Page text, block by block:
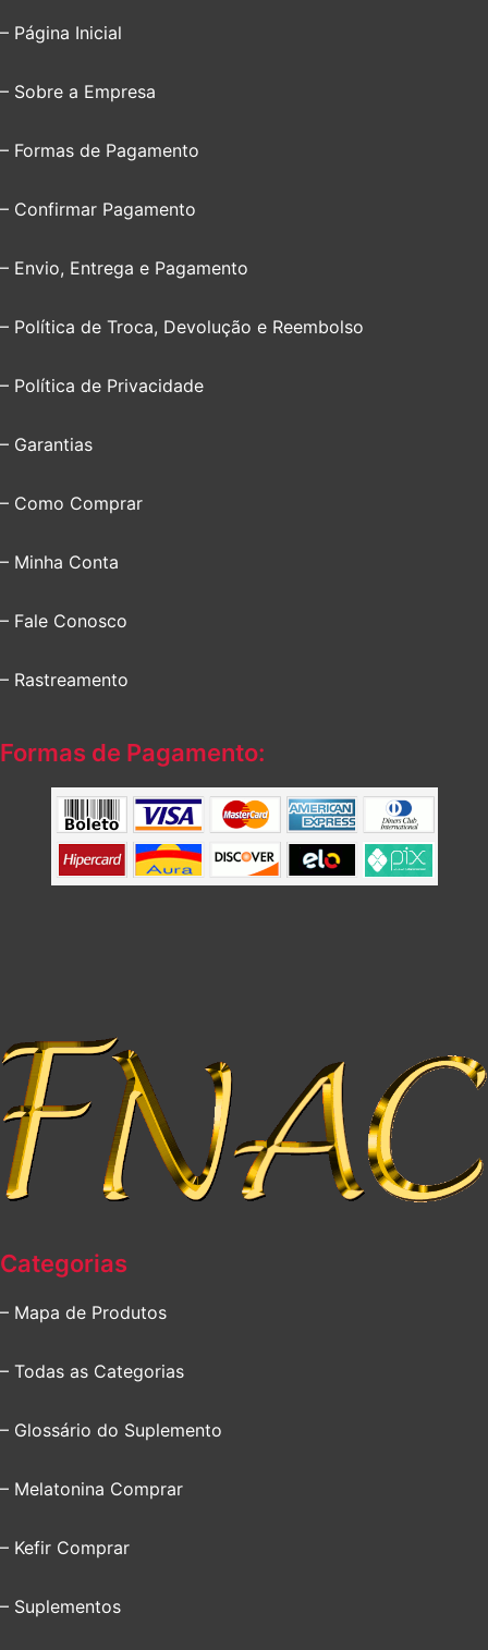
– Página Inicial
– Sobre a Empresa
– Formas de Pagamento
– Confirmar Pagamento
– Envio, Entrega e Pagamento
– Política de Troca, Devolução e Reembolso
– Política de Privacidade
– Garantias
– Como Comprar
– Minha Conta
– Fale Conosco
– Rastreamento
Formas de Pagamento:
Categorias
– Mapa de Produtos
– Todas as Categorias
– Glossário do Suplemento
– Melatonina Comprar
– Kefir Comprar
– Suplementos